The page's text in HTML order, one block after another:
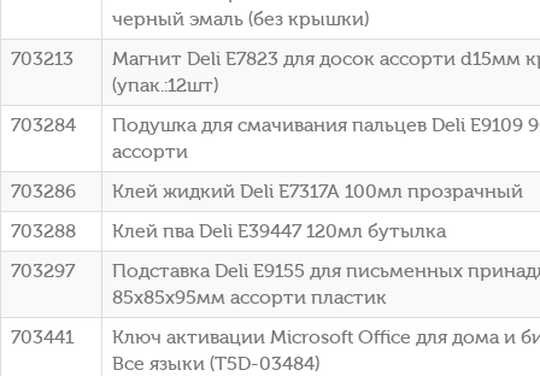
черный эмаль (без крышки)
703213
Магнит Deli E7823 для досок ассорти d15мм
(упак.:12шт)
703284
Подушка для смачивания пальцев Deli E9109
ассорти
703286
Клей жидкий Deli E7317A 100мл прозрачный
703288
Клей пва Deli E39447 120мл бутылка
703297
Подставка Deli E9155 для письменных
85х85х95мм ассорти пластик
703441
Ключ активации Microsoft Office для дома и
Все языки (T5D-03484)